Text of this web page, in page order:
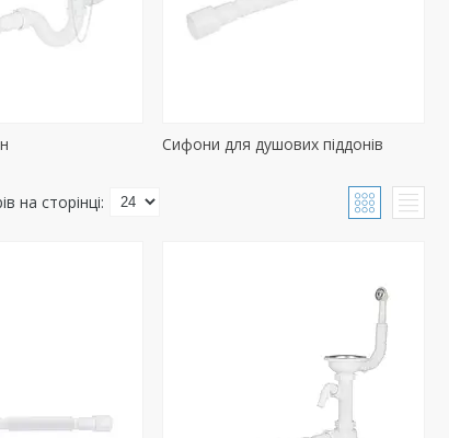
Сифони для душових піддонів